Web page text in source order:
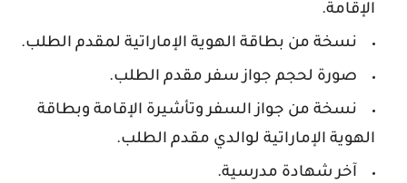
الإقامة.
نسخة من بطاقة الهوية الإماراتية لمقدم الطلب.
صورة لحجم جواز سفر مقدم الطلب.
نسخة من جواز السفر وتأشيرة الإقامة وبطاقة
الهوية الإماراتية لوالدي مقدم الطلب.
آخر شهادة مدرسية.